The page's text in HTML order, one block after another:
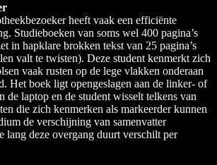
heeft vaak een efficiënte
Studieboeken van soms wel 400 pagina’s
in hapklare brokken tekst van 25 pagina’s
valt te twisten). Deze student kenmerkt zich
vaak rusten op de lege vlakken onderaan
Het boek ligt opengeslagen aan de linker- of
de laptop en de student wisselt telkens van
die zich kenmerken als markeerder kunnen
de verschijning van samenvatter
lang deze overgang duurt verschilt per